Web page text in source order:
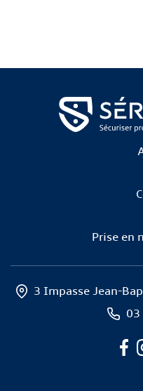
Prise en
3 Impasse Jean-
03